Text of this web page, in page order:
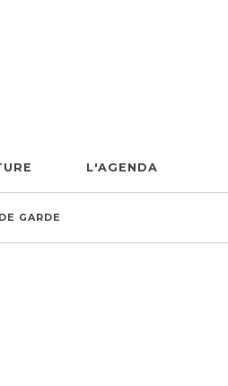
L'AGENDA
GARDE